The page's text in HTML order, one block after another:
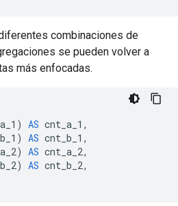
combinaciones de
se pueden volver a
más enfocadas.
a_1 ) AS cnt_a_1 ,
b_1 ) AS cnt_b_1 ,
a_2) AS cnt_a_2,
b_2) AS cnt_b_2,